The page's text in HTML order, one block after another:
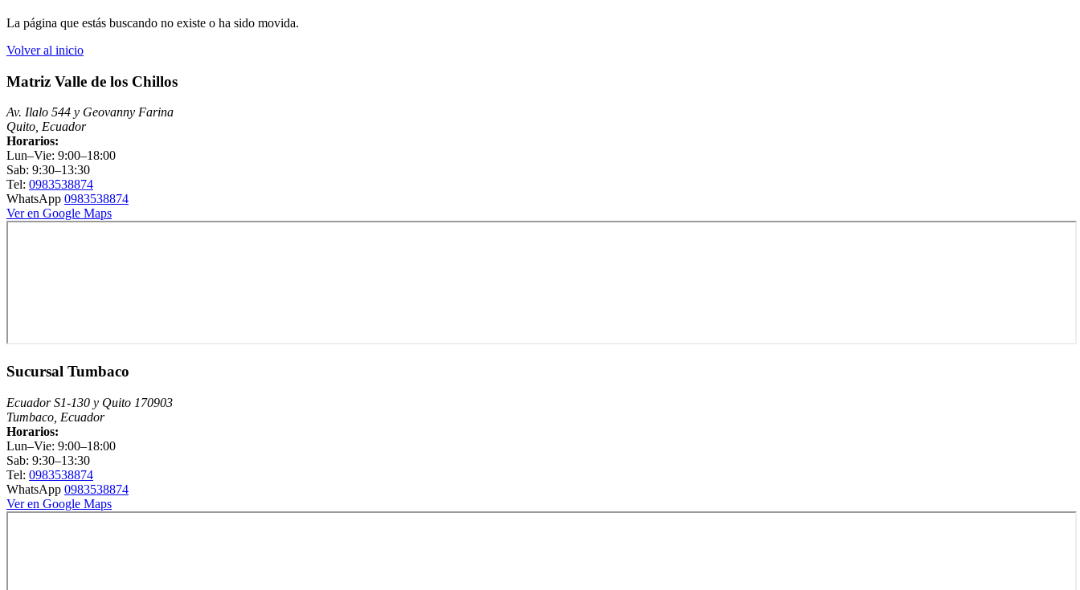
La página que estás buscando no existe o ha sido movida.
Volver al inicio
Matriz Valle de los Chillos
Av. Ilalo 544 y Geovanny Farina
Quito, Ecuador
Horarios:
Lun–Vie: 9:00–18:00
Sab: 9:30–13:30
Tel: 0983538874
WhatsApp 0983538874
Ver en Google Maps
Sucursal Tumbaco
Ecuador S1-130 y Quito 170903
Tumbaco, Ecuador
Horarios:
Lun–Vie: 9:00–18:00
Sab: 9:30–13:30
Tel: 0983538874
WhatsApp 0983538874
Ver en Google Maps